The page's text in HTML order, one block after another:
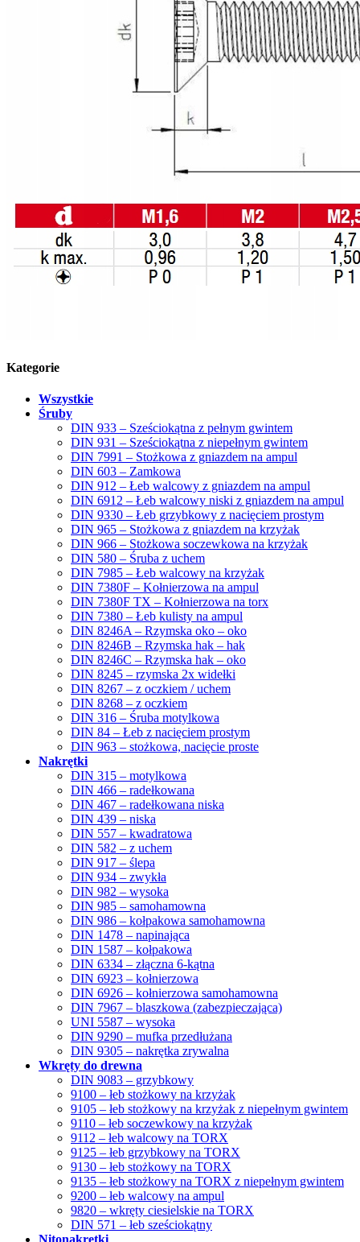
Kategorie
Wszystkie
Śruby
DIN 933 – Sześciokątna z pełnym gwintem
DIN 931 – Sześciokątna z niepełnym gwintem
DIN 7991 – Stożkowa z gniazdem na ampul
DIN 603 – Zamkowa
DIN 912 – Łeb walcowy z gniazdem na ampul
DIN 6912 – Łeb walcowy niski z gniazdem na ampul
DIN 9330 – Łeb grzybkowy z nacięciem prostym
DIN 965 – Stożkowa z gniazdem na krzyżak
DIN 966 – Stożkowa soczewkowa na krzyżak
DIN 580 – Śruba z uchem
DIN 7985 – Łeb walcowy na krzyżak
DIN 7380F – Kołnierzowa na ampul
DIN 7380F TX – Kołnierzowa na torx
DIN 7380 – Łeb kulisty na ampul
DIN 8246A – Rzymska oko – oko
DIN 8246B – Rzymska hak – hak
DIN 8246C – Rzymska hak – oko
DIN 8245 – rzymska 2x widełki
DIN 8267 – z oczkiem / uchem
DIN 8268 – z oczkiem
DIN 316 – Śruba motylkowa
DIN 84 – Łeb z nacięciem prostym
DIN 963 – stożkowa, nacięcie proste
Nakrętki
DIN 315 – motylkowa
DIN 466 – radełkowana
DIN 467 – radełkowana niska
DIN 439 – niska
DIN 557 – kwadratowa
DIN 582 – z uchem
DIN 917 – ślepa
DIN 934 – zwykła
DIN 982 – wysoka
DIN 985 – samohamowna
DIN 986 – kołpakowa samohamowna
DIN 1478 – napinająca
DIN 1587 – kołpakowa
DIN 6334 – złączna 6-kątna
DIN 6923 – kołnierzowa
DIN 6926 – kołnierzowa samohamowna
DIN 7967 – blaszkowa (zabezpieczająca)
UNI 5587 – wysoka
DIN 9290 – mufka przedłużana
DIN 9305 – nakrętka zrywalna
Wkręty do drewna
DIN 9083 – grzybkowy
9100 – łeb stożkowy na krzyżak
9105 – łeb stożkowy na krzyżak z niepełnym gwintem
9110 – łeb soczewkowy na krzyżak
9112 – łeb walcowy na TORX
9125 – łeb grzybkowy na TORX
9130 – łeb stożkowy na TORX
9135 – łeb stożkowy na TORX z niepełnym gwintem
9200 – łeb walcowy na ampul
9820 – wkręty ciesielskie na TORX
DIN 571 – łeb sześciokątny